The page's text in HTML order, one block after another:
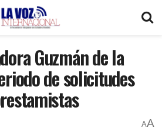
Guzmán de la
de solicitudes
AA